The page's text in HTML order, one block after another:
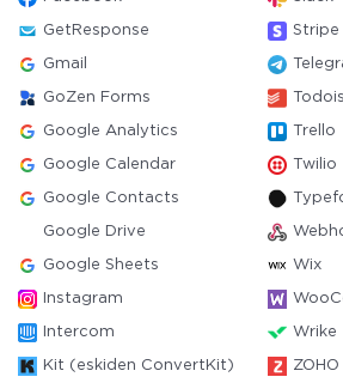
GetResponse Stripe
Gmail
GoZen Forms
Google Analytics Trello
Google Calendar Twilio
Google Contacts
Google Drive
Google Sheets Wix
Instagram
Intercom Wrike
Kit (eskiden ConvertKit) ZOHO